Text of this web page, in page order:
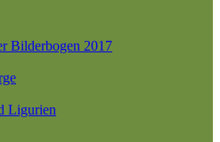
Bilderbogen 2017
Ligurien